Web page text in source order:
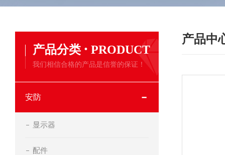
产品分类 · PRODUCT
我们相信合格的产品是信誉的保证！
安防
显示器
配件
产品中